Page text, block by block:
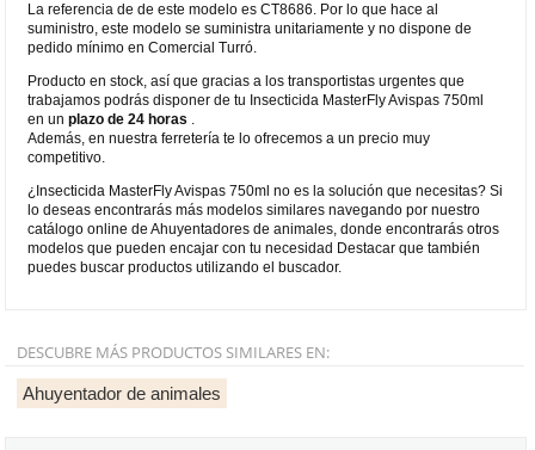
La referencia de de este modelo es CT8686. Por lo que hace al
suministro, este modelo se suministra unitariamente y no dispone de
pedido mínimo en Comercial Turró.
Producto en stock, así que gracias a los transportistas urgentes que
trabajamos podrás disponer de tu Insecticida MasterFly Avispas 750ml
en unplazo de 24 horas
Además, en nuestra ferretería te lo ofrecemos a un precio muy
competitivo.
¿Insecticida MasterFly Avispas 750ml no es la solución que necesitas? Si
lo deseas encontrarás más modelos similares navegando por nuestro
catálogo online de Ahuyentadores de animales, donde encontrarás otros
modelos que pueden encajar con tu necesidad Destacar que también
puedes buscar productos utilizando el buscador.
DESCUBRE MÁS PRODUCTOS SIMILARES EN:
Ahuyentador de animales